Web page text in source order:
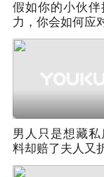
假如你的小伙伴
力，你会如何应
男人只是想藏私
料却赔了夫人又